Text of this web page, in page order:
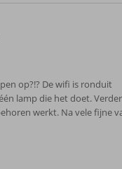
op?!? De wifi is ronduit
lamp die het doet.
werkt. Na vele fijne